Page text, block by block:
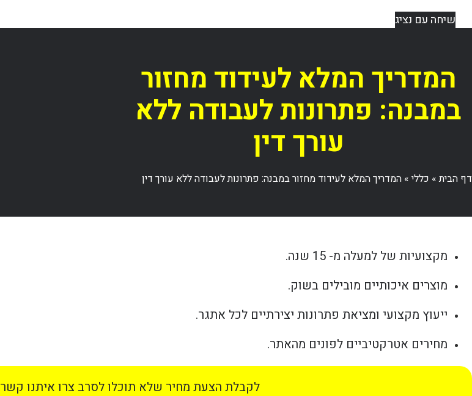
שיחה עם נציג
המדריך המלא לעידוד מחזור
במבנה: פתרונות לעבודה ללא
עורך דין
דף הבית» כללי » המדריך המלא לעידוד מחזור במבנה: פתרונות לעבודה ללא עורך דין
מקצועיות של למעלה מ- 15 שנה.
מוצרים איכותיים מובילים בשוק.
ייעוץ מקצועי ומציאת פתרונות יצירתיים לכל אתגר.
מחירים אטרקטיביים לפונים מהאתר.
לקבלת הצעת מחיר שלא תוכלו לסרב צרו איתנו קשר